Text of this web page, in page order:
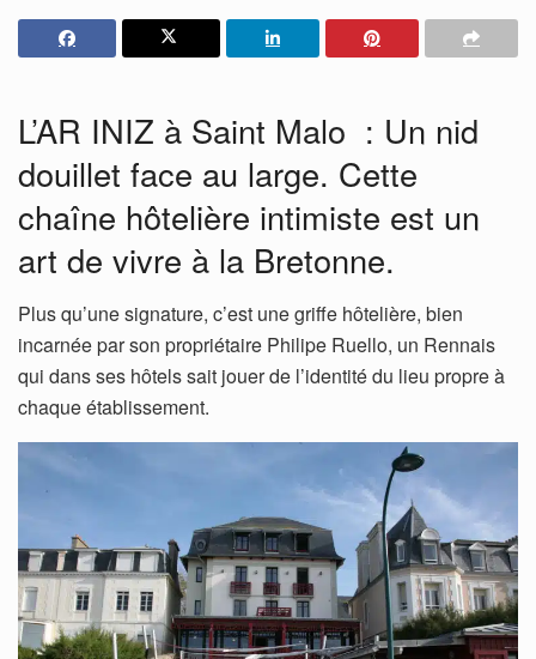
L’AR INIZ à Saint Malo : Un nid
douillet face au large. Cette
chaîne hôtelière intimiste est un
art de vivre à la Bretonne.
Plus qu’une signature, c’est une griffe hôtelière, bien
incarnée par son propriétaire Philipe Ruello, un Rennais
qui dans ses hôtels sait jouer de l’identité du lieu propre à
chaque établissement.